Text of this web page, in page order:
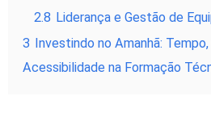
2.8 Liderança e Gestão de
3 Investindo no Amanhã:
Acessibilidade na Formação